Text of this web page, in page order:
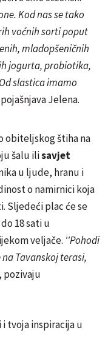
Kod nas se tako
voćnih sorti poput
mladopšeničnih
jogurta, probiotika,
slastica imamo
Jelena.
obiteljskog štiha na
šalu ilisavjet
u ljude, hranu i
o namirnici koja
Sljedeći plac će se
18 sati u
veljače. ''Pohodi
Tavanskoj terasi,
, pozivaju
tvoja inspiracija u